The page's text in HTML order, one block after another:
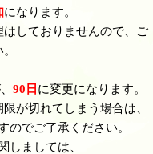
になります。
しておりませんので、ご
90日 に変更になります。
が切れてしまう場合は、
のでご了承ください。
しましては、